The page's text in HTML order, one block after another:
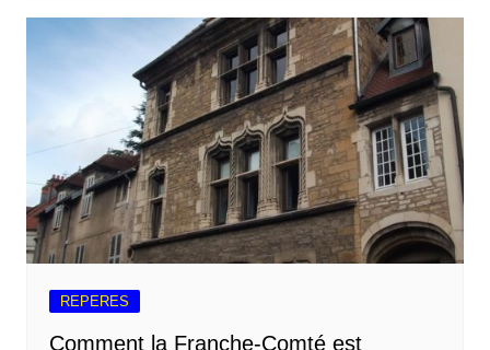
REPERES
Comment la Franche-Comté est